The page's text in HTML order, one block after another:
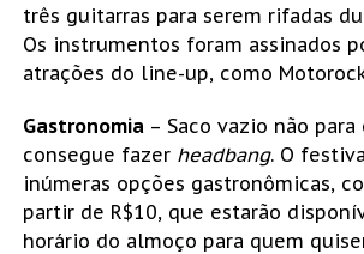
três guitarras para serem rifadas
Os instrumentos foram assinados
atrações do line-up, como
Gastronomia – Saco vazio não
consegue fazer headbang. O
inúmeras opções gastronômicas,
partir de R$10, que estarão
horário do almoço para quem